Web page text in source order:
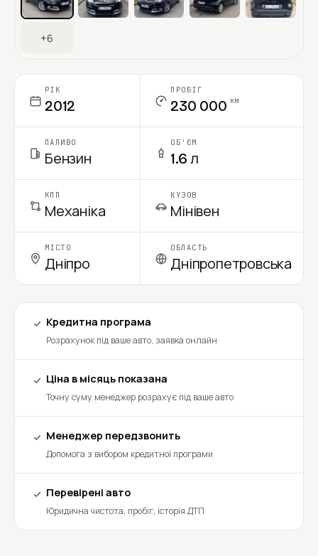
+6
РІК
2012
ПРОБІГ
230 000 км
ПАЛИВО
Бензин
ОБ'ЄМ
1.6 л
КПП
Механіка
КУЗОВ
Мінівен
МІСТО
Дніпро
ОБЛАСТЬ
Дніпропетровська
Кредитна програма
Розрахунок під ваше авто, заявка онлайн
Ціна в місяць показана
Точну суму менеджер розрахує під ваше авто
Менеджер передзвонить
Допомога з вибором кредитної програми
Перевірені авто
Юридична чистота, пробіг, історія ДТП